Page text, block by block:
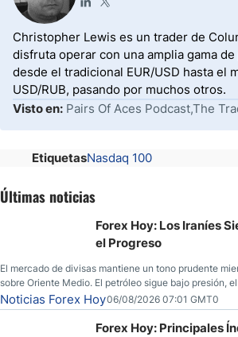
Christopher Lewis es un trader de
disfruta operar con una amplia gama
desde el tradicional EUR/USD hasta el
USD/RUB, pasando por muchos otros.
Visto en: Pairs Of Aces Podcast,The
EtiquetasNasdaq 100
Últimas noticias
Forex Hoy: Los Iraníes
el Progreso
El mercado de divisas mantiene un tono prudente
sobre Oriente Medio. El petróleo sigue bajo presión,
y los operadores esperan nuevas referencias
Unidos.
Noticias Forex Hoy06/08/2026 07:01 GMT0
Forex Hoy: Principales